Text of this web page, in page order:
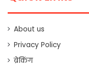
About us
Privacy Policy
ब्रेकिंग